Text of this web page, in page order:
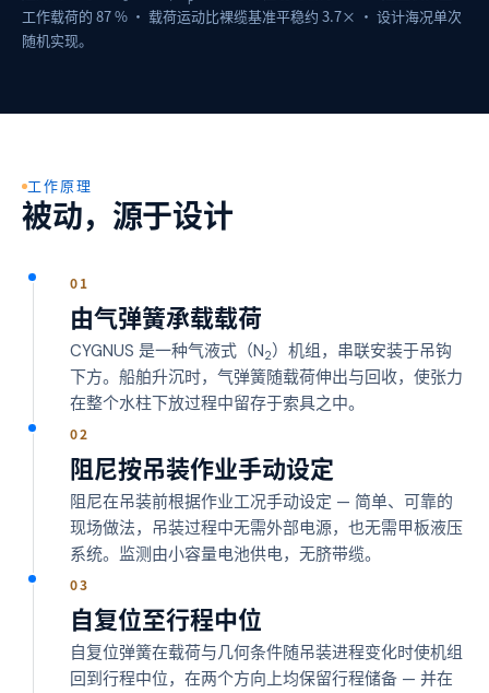
工作载荷的 87 % · 载荷运动比裸缆基准平稳约 3.7× · 设计海况单次
随机实现。
工作原理
被动，源于设计
01
由气弹簧承载载荷
CYGNUS 是一种气液式（N2）机组，串联安装于吊钩
下方。船舶升沉时，气弹簧随载荷伸出与回收，使张力
在整个水柱下放过程中留存于索具之中。
02
阻尼按吊装作业手动设定
阻尼在吊装前根据作业工况手动设定 — 简单、可靠的
现场做法，吊装过程中无需外部电源，也无需甲板液压
系统。监测由小容量电池供电，无脐带缆。
03
自复位至行程中位
自复位弹簧在载荷与几何条件随吊装进程变化时使机组
回到行程中位，在两个方向上均保留行程储备 — 并在